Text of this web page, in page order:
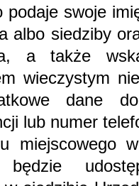
podaje swoje
albo siedziby
a także
wieczystym
dane
lub numer
miejscowego
będzie